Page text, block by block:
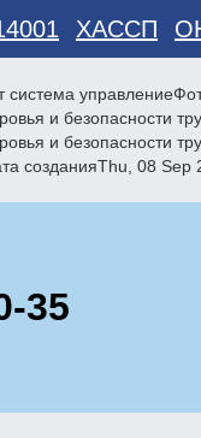
ХАССП
система
и безопасности
и безопасности
созданияThu, 08
35